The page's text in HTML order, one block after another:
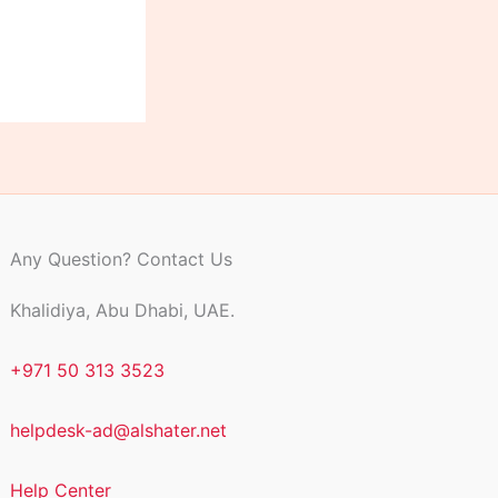
Any Question? Contact Us
Khalidiya, Abu Dhabi, UAE.
+971 50 313 3523
helpdesk-ad@alshater.net
Help Center